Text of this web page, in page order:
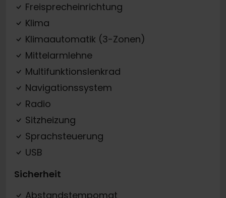
Freisprecheinrichtung
Klima
Klimaautomatik (3-Zonen)
Mittelarmlehne
Multifunktionslenkrad
Navigationssystem
Radio
Sitzheizung
Sprachsteuerung
USB
Sicherheit
Abstandstempomat